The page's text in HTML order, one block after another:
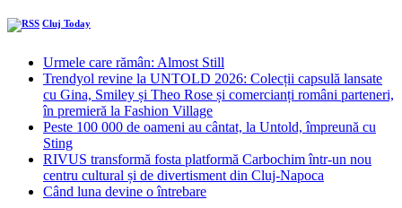
Cluj Today
Urmele care rămân: Almost Still
Trendyol revine la UNTOLD 2026: Colecții capsulă lansate
cu Gina, Smiley și Theo Rose și comercianți români parteneri,
în premieră la Fashion Village
Peste 100 000 de oameni au cântat, la Untold, împreună cu
Sting
RIVUS transformă fosta platformă Carbochim într-un nou
centru cultural și de divertisment din Cluj-Napoca
Când luna devine o întrebare